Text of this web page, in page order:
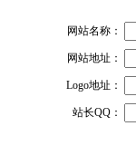
网站名称：
网站地址：
Logo地址：
站长QQ：